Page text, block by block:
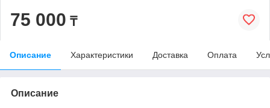
75 000 ₸
Описание Характеристики Доставка Оплата
Описание